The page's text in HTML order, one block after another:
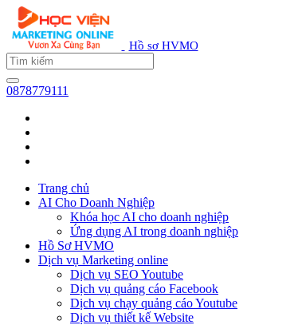
Hồ sơ HVMO
0878779111
Trang chủ
AI Cho Doanh Nghiệp
Khóa học AI cho doanh nghiệp
Ứng dụng AI trong doanh nghiệp
Hồ Sơ HVMO
Dịch vụ Marketing online
Dịch vụ SEO Youtube
Dịch vụ quảng cáo Facebook
Dịch vụ chạy quảng cáo Youtube
Dịch vụ thiết kế Website